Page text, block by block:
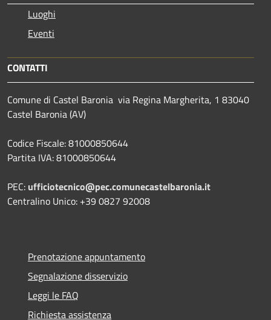
Luoghi
Eventi
CONTATTI
Comune di Castel Baronia via Regina Margherita, 1 83040
Castel Baronia (AV)
Codice Fiscale: 81000850644
Partita IVA: 81000850644
PEC: ufficiotecnico@pec.comunecastelbaronia.it
Centralino Unico: +39 0827 92008
Prenotazione appuntamento
Segnalazione disservizio
Leggi le FAQ
Richiesta assistenza